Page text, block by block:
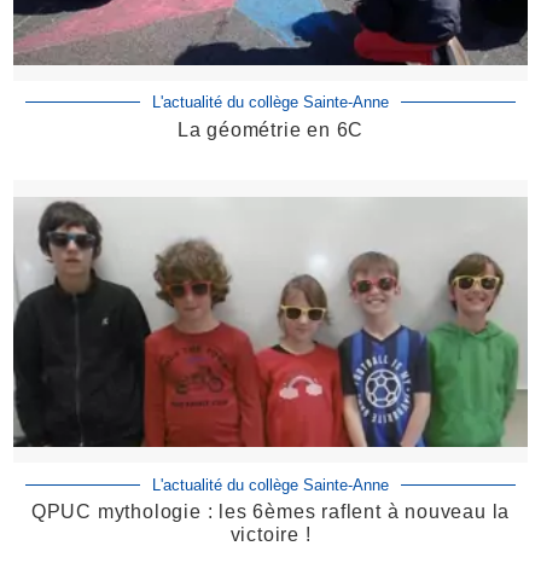
L'actualité du collège Sainte-Anne
La géométrie en 6C
L'actualité du collège Sainte-Anne
QPUC mythologie : les 6èmes raflent à nouveau la
victoire !